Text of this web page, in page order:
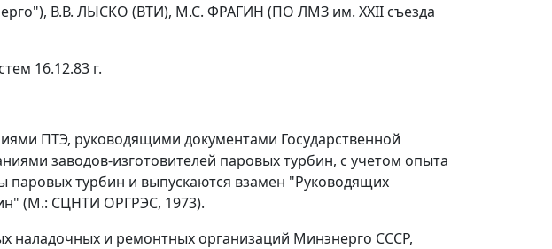
В.В. ЛЫСКО (ВТИ), М.С. ФРАГИН (ПО ЛМЗ им. XXII съезда
16.12.83 г.
ПТЭ, руководящими документами Государственной
заводов-изготовителей паровых турбин, с учетом опыта
паровых турбин и выпускаются взамен "Руководящих
(М.: СЦНТИ ОРГРЭС, 1973).
наладочных и ремонтных организаций Минэнерго СССР,